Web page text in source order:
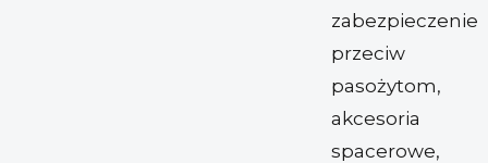
zabezpieczenie
przeciw
pasożytom,
akcesoria
spacerowe,